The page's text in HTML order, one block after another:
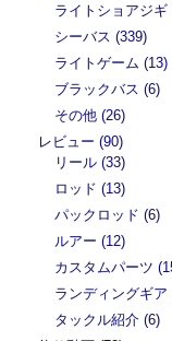
ライトショアジギ
シーバス (339)
ライトゲーム (13)
ブラックバス (6)
その他 (26)
レビュー (90)
リール (33)
ロッド (13)
パックロッド (6)
ルアー (12)
カスタムパーツ
ランディングギア
タックル紹介 (6)